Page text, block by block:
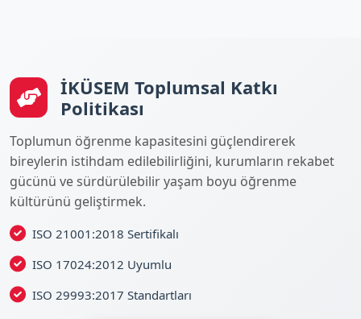
İKÜSEM Toplumsal Katkı
Politikası
Toplumun öğrenme kapasitesini güçlendirerek
bireylerin istihdam edilebilirliğini, kurumların rekabet
gücünü ve sürdürülebilir yaşam boyu öğrenme
kültürünü geliştirmek.
ISO 21001:2018 Sertifikalı
ISO 17024:2012 Uyumlu
ISO 29993:2017 Standartları